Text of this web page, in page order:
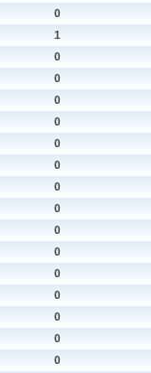
0
1
0
0
0
0
0
0
0
0
0
0
0
0
0
0
0